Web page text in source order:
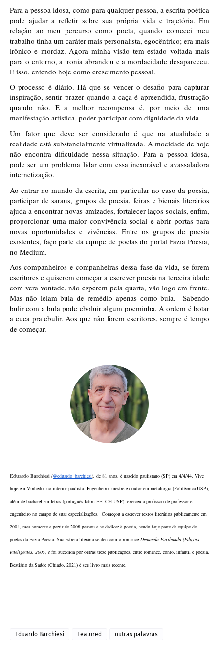
Para a pessoa idosa, como para qualquer pessoa, a escrita poética
pode ajudar a refletir sobre sua própria vida e trajetória. Em
relação ao meu percurso como poeta, quando comecei meu
trabalho tinha um caráter mais personalista, egocêntrico; era mais
irônico e mordaz. Agora minha visão tem estado voltada mais
para o entorno, a ironia abrandou e a mordacidade desapareceu.
E isso, entendo hoje como crescimento pessoal.
O processo é diário. Há que se vencer o desafio para capturar
inspiração, sentir prazer quando a caça é apreendida, frustração
quando não. E a melhor recompensa é, por meio de uma
manifestação artística, poder participar com dignidade da vida.
Um fator que deve ser considerado é que na atualidade a
realidade está substancialmente virtualizada. A mocidade de hoje
não encontra dificuldade nessa situação. Para a pessoa idosa,
pode ser um problema lidar com essa inexorável e avassaladora
internetização.
Ao entrar no mundo da escrita, em particular no caso da poesia,
participar de saraus, grupos de poesia, feiras e bienais literários
ajuda a encontrar novas amizades, fortalecer laços sociais, enfim,
proporcionar uma maior convivência social e abrir portas para
novas oportunidades e vivências. Entre os grupos de poesia
existentes, faço parte da equipe de poetas do portal Fazia Poesia,
no Medium.
Aos companheiros e companheiras dessa fase da vida, se forem
escritores e quiserem começar a escrever poesia na terceira idade
com vera vontade, não esperem pela quarta, vão logo em frente.
Mas não leiam bula de remédio apenas como bula.  Sabendo
bulir com a bula pode eboluir algum poeminha. A ordem é botar
a cuca pra ebulir. Aos que não forem escritores, sempre é tempo
de começar.
Eduardo Barchiesi (@eduardo_barchiesi) de 81 anos, é nascido paulistano (SP) em 4/4/44. Vive
hoje em Vinhedo, no interior paulista. Engenheiro, mestre e doutor em metalurgia (Politécnica USP),
além de bacharel em letras (português-latim FFLCH USP), exerceu a profissão de professor e
engenheiro no campo de suas especializações.  Começou a escrever textos literários publicamente em
2004, mas somente a partir de 2008 passou a se dedicar à poesia, sendo hoje parte da equipe de
poetas da Fazia Poesia. Sua estreia literária se deu com o romance Demanda Furibunda (Edições
Inteligentes, 2005) e foi sucedida por outras treze publicações, entre romance, conto, infantil e poesia.
Bestiário da Saúde (Chiado, 2021) é seu livro mais recente.
Eduardo Barchiesi Featured outras palavras